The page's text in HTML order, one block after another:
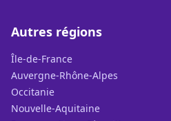
Autres régions
Île-de-France
Auvergne-Rhône-Alpes
Occitanie
Nouvelle-Aquitaine